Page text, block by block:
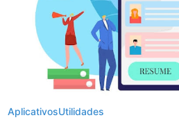
AplicativosUtilidades